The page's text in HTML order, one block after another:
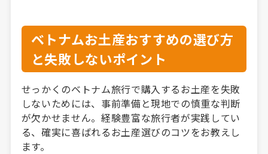
ベトナムお土産おすすめの選び方
と失敗しないポイント
せっかくのベトナム旅行で購入するお土産を失敗
しないためには、事前準備と現地での慎重な判断
が欠かせません。経験豊富な旅行者が実践してい
る、確実に喜ばれるお土産選びのコツをお教えし
ます。